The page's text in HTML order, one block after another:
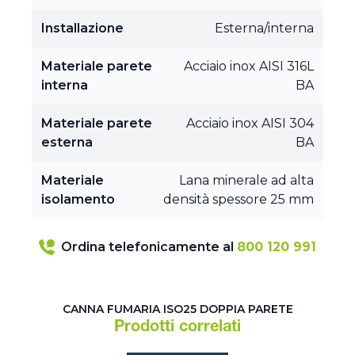
Installazione Esterna/interna
Materiale parete
interna
Acciaio inox AISI 316L
BA
Materiale parete
esterna
Acciaio inox AISI 304
BA
Materiale
isolamento
Lana minerale ad alta
densità spessore 25 mm
Ordina telefonicamente al 800 120 991
CANNA FUMARIA ISO25 DOPPIA PARETE
Prodotti correlati